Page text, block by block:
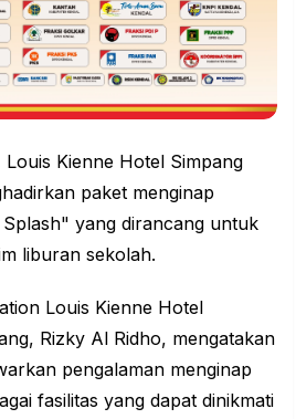
Kienne Hotel Simpang
paket menginap
yang dirancang untuk
liburan sekolah.
Louis Kienne Hotel
Rizky Al Ridho, mengatakan
pengalaman menginap
fasilitas yang dapat dinikmati